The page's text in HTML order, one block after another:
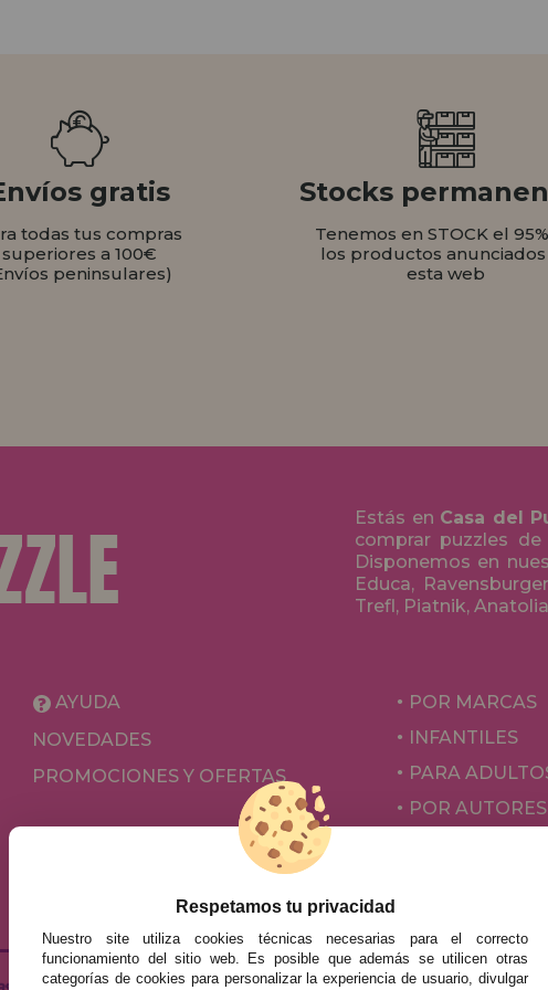
gratis
todas tus compras
superiores a 100€
peninsulares)
Stocks
Tenemos en STOCK el
los productos anunciados
esta web
Estás en Casa del
comprar puzzles
Disponemos en
Educa,
Trefl, Piatnik,
AYUDA
NOVEDADES
PROMOCIONES Y OFERTAS
POR MARCAS
INFANTILES
PARA
POR AUTORES
JUEGOS DE
Respetamos tu privacidad
Nuestro site utiliza cookies técnicas necesarias para el correcto
funcionamiento del sitio web. Es posible que además se utilicen otras
categorías de cookies para personalizar la experiencia de usuario, divulgar